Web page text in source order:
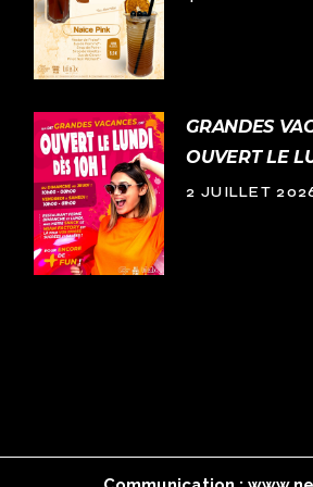
GRANDES
OUVERT LE
2 JUILLET